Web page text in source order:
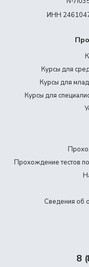
ИНН
Курсы для
Курсы для
Курсы для
Прохождение тестов
Сведения об
8